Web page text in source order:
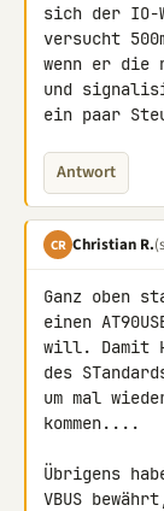
sich der IO-
versucht
wenn er die
und
ein paar
Antwort
CR Christian R.
Ganz oben
einen
will. Damit
des
um mal
kommen....
Übrigens
VBUS